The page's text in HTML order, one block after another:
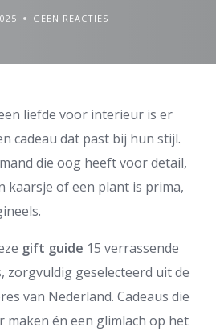
GEEN REACTIES
liefde voor interieur is er
cadeau dat past bij hun stijl.
die oog heeft voor detail,
kaarsje of een plant is prima,
gift guide 15 verrassende
zorgvuldig geselecteerd uit de
van Nederland. Cadeaus die
én een glimlach op het